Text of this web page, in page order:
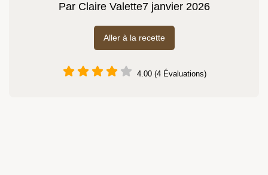
Par Claire Valette7 janvier 2026
Aller à la recette
4.00 (4 Évaluations)